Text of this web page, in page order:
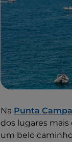
Na Punta
dos lugares mais
um belo